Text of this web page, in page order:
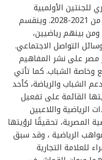
للجنتين الأولمبية
والبارالمبية الدوليتين في الفترة من 2021-2028. وينقسم
ومن بينهم رياضيين،
التواصل الاجتماعي.
على نشر المفاهيم
وخاصة الشباب. كما تأتي
الشباب والرياضة، كأحد
القائمة على تفعيل
الرياضية واللاعبين
المصرية، تحقيقًا لرؤيتها
الرياضية ، وقد سبق
التجارية